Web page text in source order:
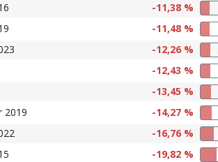
-11,38 %
-11,48 %
-12,26 %
-12,43 %
-13,45 %
2019
-14,27 %
-16,76 %
-19,82 %